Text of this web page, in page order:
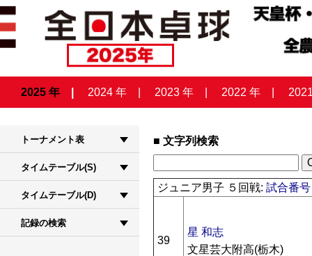
2025 年 2024 年 2023 年 2022 年
トーナメント表
タイムテーブル(S)
タイムテーブル(D)
記録の検索
文字列検索
ジュニア男子 ５回戦:試合番
39
星 和志
文星芸大附高(栃木)